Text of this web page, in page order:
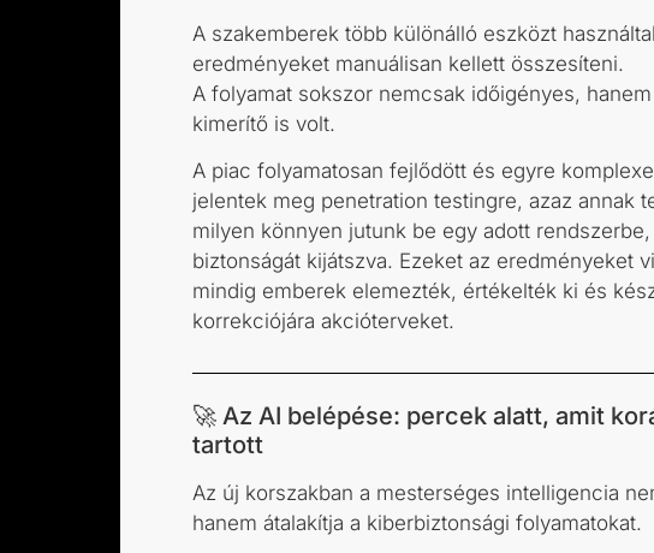
A szakemberek több különálló eszközt
eredményeket manuálisan kellett összesíteni.
A folyamat sokszor nemcsak időigényes,
kimerítő is volt.
A piac folyamatosan fejlődött és egyre
jelentek meg penetration testingre, azaz annak
milyen könnyen jutunk be egy adott rendszerbe,
biztonságát kijátszva. Ezeket az eredményeket
mindig emberek elemezték, értékelték ki és
korrekciójára akcióterveket.
🚀 Az AI belépése: percek alatt, amit
tartott
Az új korszakban a mesterséges intelligencia
hanem átalakítja a kiberbiztonsági folyamatokat.